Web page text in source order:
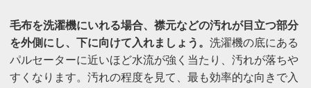
毛布を洗濯機にいれる場合、襟元などの汚れが目立つ部分
を外側にし、下に向けて入れましょう。 洗濯機の底にある
パルセーターに近いほど水流が強く当たり、汚れが落ちや
すくなります。汚れの程度を見て、最も効率的な向きで入